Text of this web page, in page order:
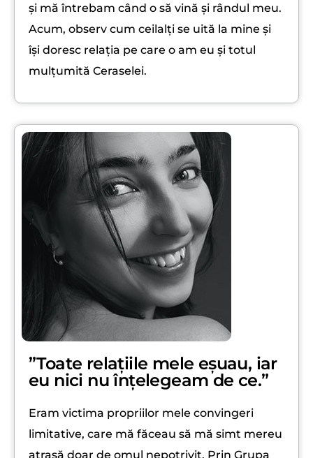
și mă întrebam când o să vină și rândul meu.
Acum, observ cum ceilalți se uită la mine și
își doresc relația pe care o am eu și totul
mulțumită Ceraselei.
”Toate relațiile mele eșuau, iar
eu nici nu înțelegeam de ce.”
Eram victima propriilor mele convingeri
limitative, care mă făceau să mă simt mereu
atrasă doar de omul nepotrivit. Prin Grupa